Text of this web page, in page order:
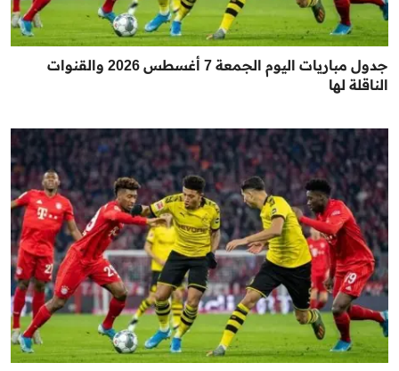
جدول مباريات اليوم الجمعة 7 أغسطس 2026 والقنوات
الناقلة لها